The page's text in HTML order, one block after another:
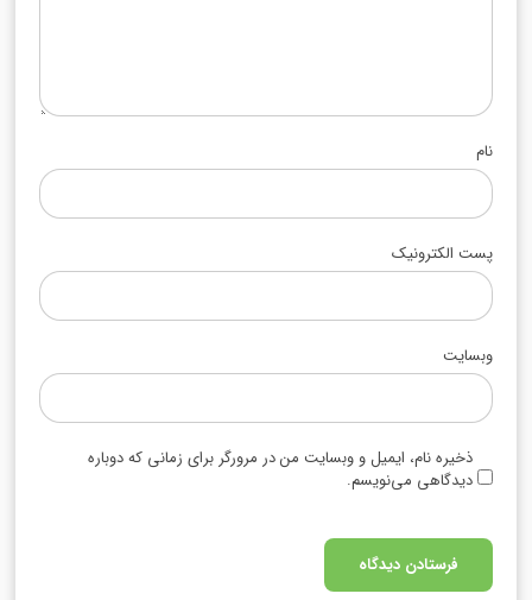
نام
پست الکترونیک
وبسایت
ذخیره نام، ایمیل و وبسایت من در مرورگر برای زمانی که دوباره
دیدگاهی می‌نویسم.